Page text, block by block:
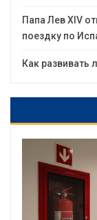
Папа Лев XIV
поездку по
Как